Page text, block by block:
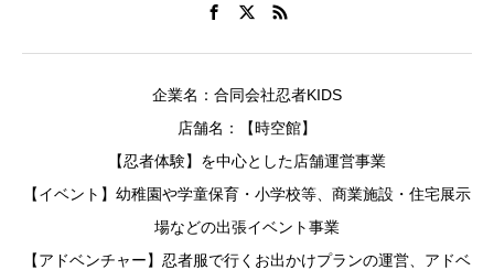
企業名：合同会社忍者KIDS
店舗名：【時空館】
【忍者体験】を中心とした店舗運営事業
【イベント】幼稚園や学童保育・小学校等、商業施設・住宅展示
場などの出張イベント事業
【アドベンチャー】忍者服で行くお出かけプランの運営、アドベ